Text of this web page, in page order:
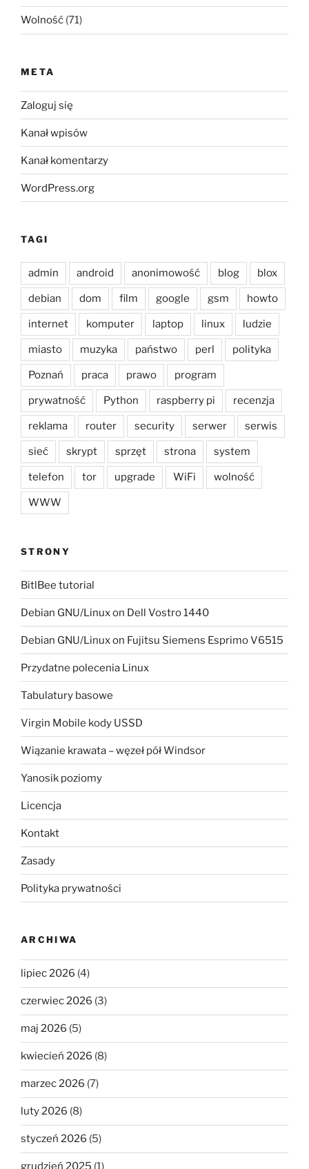
Wolność (71)
META
Zaloguj się
Kanał wpisów
Kanał komentarzy
WordPress.org
TAGI
admin android anonimowość blog blox
debian dom film google gsm howto
internet komputer laptop linux ludzie
miasto muzyka państwo perl polityka
Poznań praca prawo program
prywatność Python raspberry pi recenzja
reklama router security serwer serwis
sieć skrypt sprzęt strona system
telefon tor upgrade WiFi wolność
WWW
STRONY
BitlBee tutorial
Debian GNU/Linux on Dell Vostro 1440
Debian GNU/Linux on Fujitsu Siemens Esprimo V6515
Przydatne polecenia Linux
Tabulatury basowe
Virgin Mobile kody USSD
Wiązanie krawata – węzeł pół Windsor
Yanosik poziomy
Licencja
Kontakt
Zasady
Polityka prywatności
ARCHIWA
lipiec 2026 (4)
czerwiec 2026 (3)
maj 2026 (5)
kwiecień 2026 (8)
marzec 2026 (7)
luty 2026 (8)
styczeń 2026 (5)
grudzień 2025 (1)